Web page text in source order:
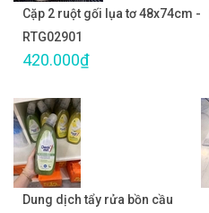
Cặp 2 ruột gối lụa tơ 48x74cm -
RTG02901
420.000₫
Dung dịch tẩy rửa bồn cầu